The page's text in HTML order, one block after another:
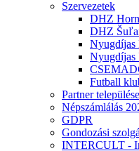
Szervezetek
DHZ
DHZ
Nyugdíjas
Nyugdíjas
Futball
Partner
Népszámlálás
GDPR
Gondozási
INTERCULT -